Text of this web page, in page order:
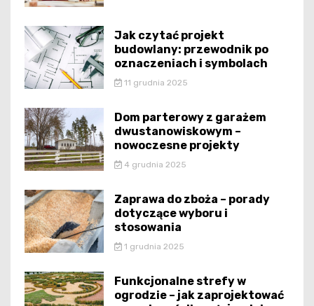
Jak czytać projekt
budowlany: przewodnik po
oznaczeniach i symbolach
11 grudnia 2025
Dom parterowy z garażem
dwustanowiskowym –
nowoczesne projekty
4 grudnia 2025
Zaprawa do zboża – porady
dotyczące wyboru i
stosowania
1 grudnia 2025
Funkcjonalne strefy w
ogrodzie – jak zaprojektować